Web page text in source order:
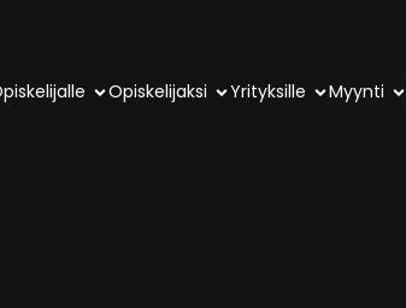
Opiskelijaksi Yrityksille Myynti